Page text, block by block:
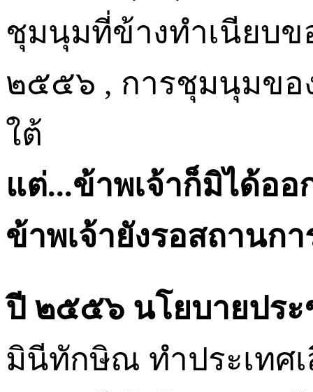
ชุมนุมที่ข้างทำเนียบ
๒๕๕๖ , การชุมนุมขอ
ใต้
แต่...ข้าพเจ้าก็มิได้ออ
ข้าพเจ้ายังรอสถานก
ปี ๒๕๕๖ นโยบายปร
มินีทักษิณ ทำประเทศ